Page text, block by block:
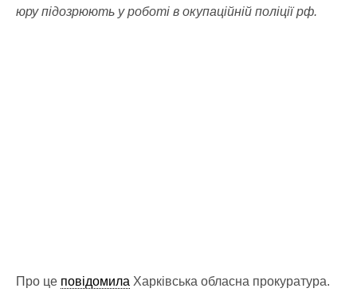
юру підозрюють у роботі в окупаційній поліції рф.
Про це повідомила Харківська обласна прокуратура.